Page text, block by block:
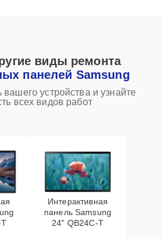
виды ремонта
панелей Samsung
устройства и узнайте
всех видов работ
Интерактивная
панель Samsung
24" QB24C-T